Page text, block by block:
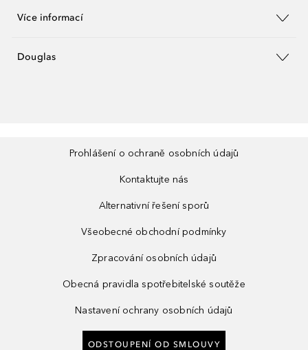
Více informací
Douglas
Prohlášení o ochraně osobních údajů
Kontaktujte nás
Alternativní řešení sporů
Všeobecné obchodní podmínky
Zpracování osobních údajů
Obecná pravidla spotřebitelské soutěže
Nastavení ochrany osobních údajů
ODSTOUPENÍ OD SMLOUVY